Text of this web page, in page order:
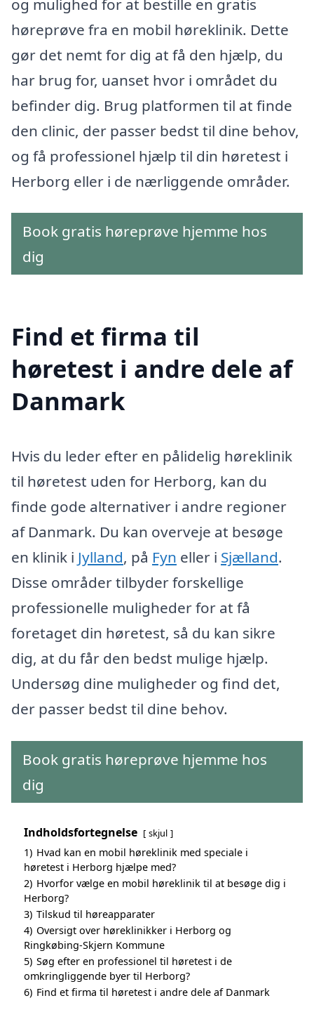
og mulighed for at bestille en gratis
høreprøve fra en mobil høreklinik. Dette
gør det nemt for dig at få den hjælp, du
har brug for, uanset hvor i området du
befinder dig. Brug platformen til at finde
den clinic, der passer bedst til dine behov,
og få professionel hjælp til din høretest i
Herborg eller i de nærliggende områder.
Book gratis høreprøve hjemme hos
dig
Find et firma til
høretest i andre dele af
Danmark
Hvis du leder efter en pålidelig høreklinik
til høretest uden for Herborg, kan du
finde gode alternativer i andre regioner
af Danmark. Du kan overveje at besøge
en klinik i Jylland, på Fyn eller i Sjælland.
Disse områder tilbyder forskellige
professionelle muligheder for at få
foretaget din høretest, så du kan sikre
dig, at du får den bedst mulige hjælp.
Undersøg dine muligheder og find det,
der passer bedst til dine behov.
Book gratis høreprøve hjemme hos
dig
Indholdsfortegnelse skjul
1) Hvad kan en mobil høreklinik med speciale i
høretest i Herborg hjælpe med?
2) Hvorfor vælge en mobil høreklinik til at besøge dig i
Herborg?
3) Tilskud til høreapparater
4) Oversigt over høreklinikker i Herborg og
Ringkøbing-Skjern Kommune
5) Søg efter en professionel til høretest i de
omkringliggende byer til Herborg?
6) Find et firma til høretest i andre dele af Danmark